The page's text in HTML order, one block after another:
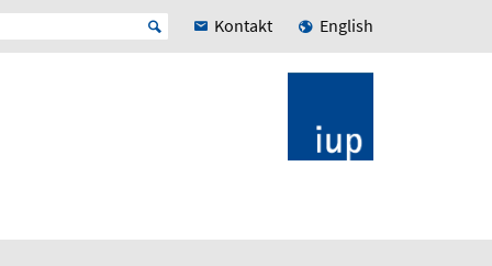
Kontakt English